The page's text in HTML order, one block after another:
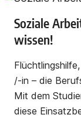
Soziale
wissen!
/-in – die
Mit dem
diese